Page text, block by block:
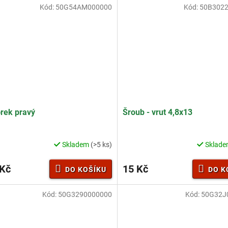
pravý
Skladem (>5 ks)
DO KOŠÍKU
Kód: 50G54AM000000
Šroub - vrut 4,8x13
15 Kč DO
Kód:
Kód: 50G3290000000 Kód: